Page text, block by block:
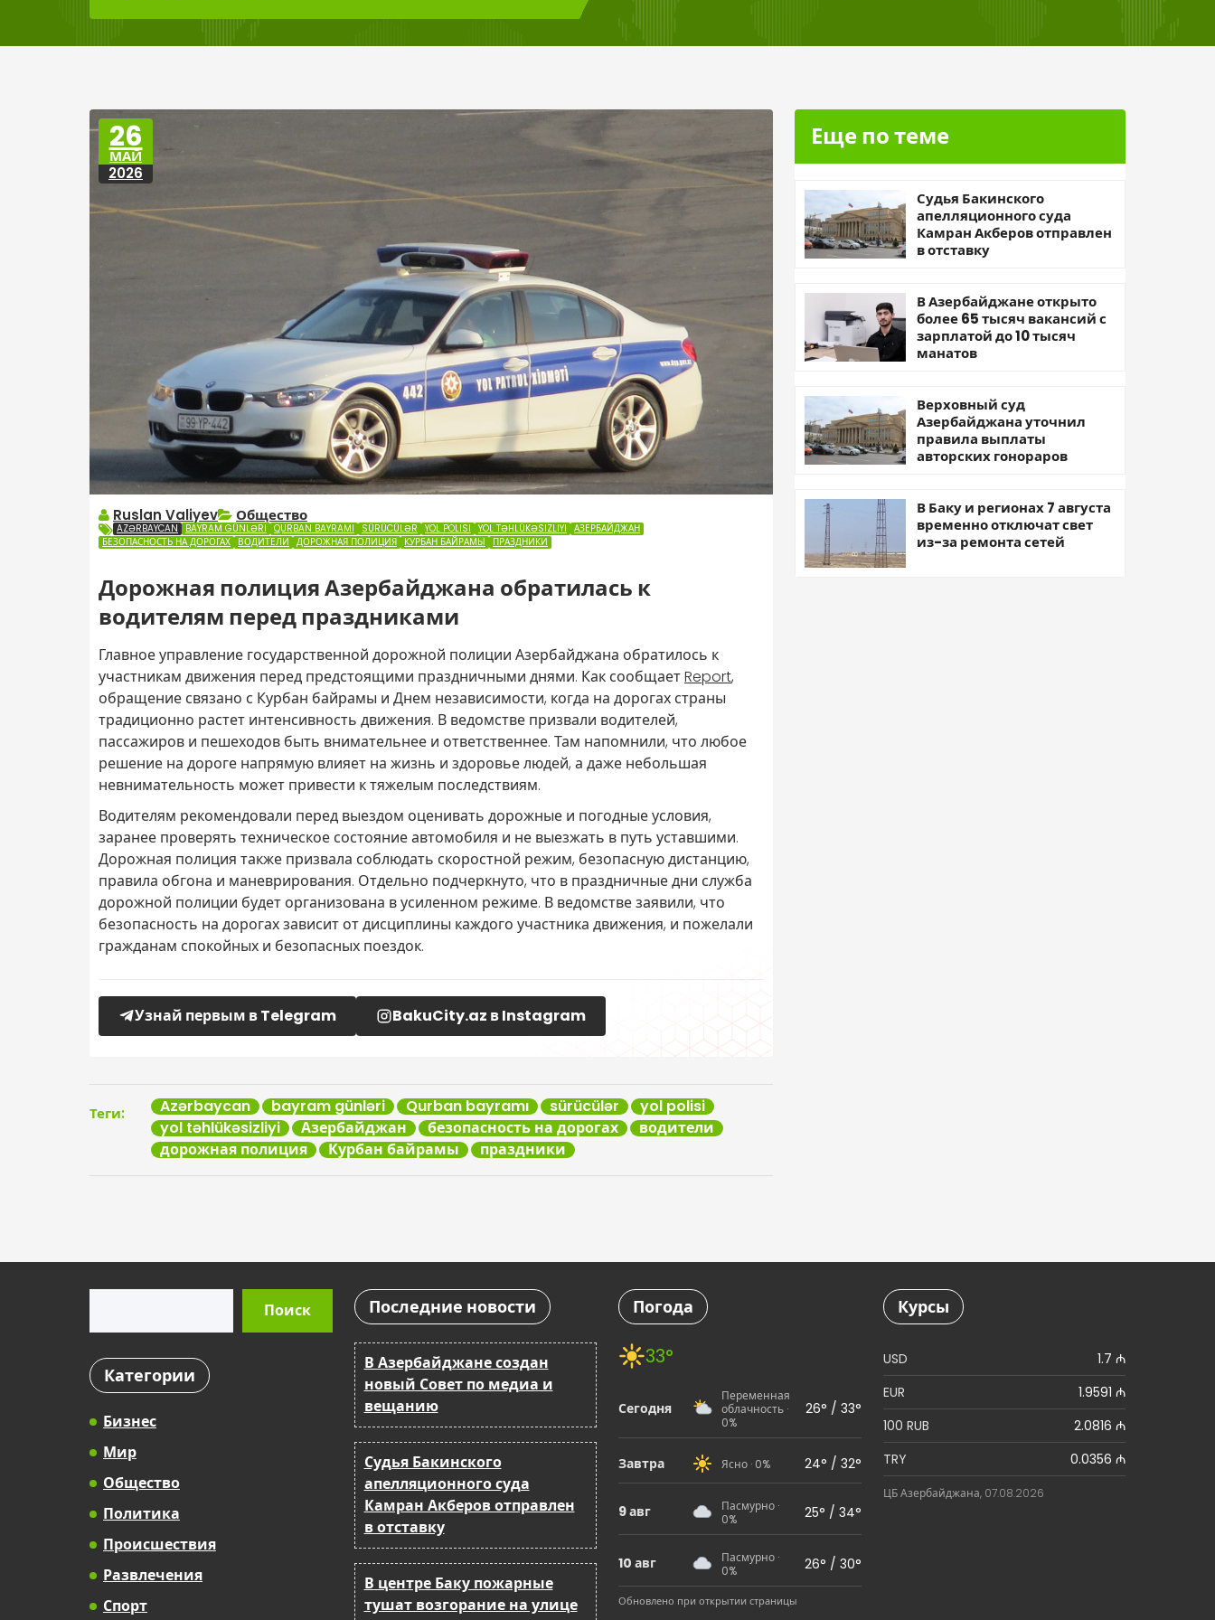
26
МАЙ
2026
Ruslan Valiyev Общество
AZƏRBAYCAN BAYRAM GÜNLƏRI QURBAN BAYRAMI SÜRÜCÜLƏR YOL POLISI YOL TƏHLÜKƏSIZLIYI АЗЕРБАЙДЖАН
БЕЗОПАСНОСТЬ НА ДОРОГАХ ВОДИТЕЛИ ДОРОЖНАЯ ПОЛИЦИЯ КУРБАН БАЙРАМЫ ПРАЗДНИКИ
Дорожная полиция Азербайджана обратилась к
водителям перед праздниками
Главное управление государственной дорожной полиции Азербайджана обратилось к
участникам движения перед предстоящими праздничными днями. Как сообщаетReport,
обращение связано с Курбан байрамы и Днем независимости, когда на дорогах страны
традиционно растет интенсивность движения. В ведомстве призвали водителей,
пассажиров и пешеходов быть внимательнее и ответственнее. Там напомнили, что любое
решение на дороге напрямую влияет на жизнь и здоровье людей, а даже небольшая
невнимательность может привести к тяжелым последствиям.
Водителям рекомендовали перед выездом оценивать дорожные и погодные условия,
заранее проверять техническое состояние автомобиля и не выезжать в путь уставшими.
Дорожная полиция также призвала соблюдать скоростной режим, безопасную дистанцию,
правила обгона и маневрирования. Отдельно подчеркнуто, что в праздничные дни служба
дорожной полиции будет организована в усиленном режиме. В ведомстве заявили, что
безопасность на дорогах зависит от дисциплины каждого участника движения, и пожелали
гражданам спокойных и безопасных поездок.
Узнай первым в Telegram BakuCity.az в Instagram
Теги: Azərbaycan bayram günləri Qurban bayramı sürücülər
yol polisi
yol təhlükəsizliyi
Азербайджан безопасность на дорогах
водители
дорожная полиция
Курбан байрамы праздники
Еще по теме
Судья Бакинского
апелляционного суда
Камран Акберов отправлен
в отставку
В Азербайджане открыто
более 65 тысяч вакансий с
зарплатой до 10 тысяч
манатов
Верховный суд
Азербайджана уточнил
правила выплаты
авторских гонораров
В Баку и регионах 7 августа
временно отключат свет
из-за ремонта сетей
Поиск
Категории
Бизнес
Мир
Общество
Политика
Происшествия
Развлечения
Спорт
Последние новости
В Азербайджане создан
новый Совет по медиа и
вещанию
Судья Бакинского
апелляционного суда
Камран Акберов отправлен
в отставку
В центре Баку пожарные
тушат возгорание на улице
Погода
33°
Сегодня
Переменная
облачность ·
0%
26° / 33°
Завтра Ясно · 0% 24° / 32°
9 авг
Пасмурно ·
0%
25° / 34°
10 авг
Пасмурно ·
0%
26° / 30°
Обновлено при открытии страницы
Курсы
USD
1.7 ₼
EUR
1.9591 ₼
100 RUB
2.0816 ₼
TRY
0.0356 ₼
ЦБ Азербайджана, 07.08.2026